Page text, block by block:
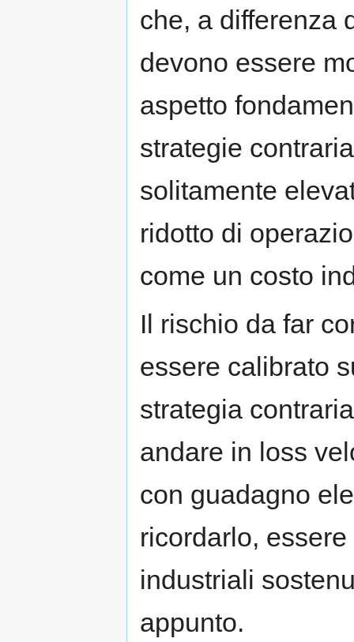
che, a differenza
devono essere
aspetto
strategie
solitamente
ridotto di
come un costo
Il rischio da far
essere calibrato
strategia
andare in loss
con guadagno
ricordarlo,
industriali
appunto.